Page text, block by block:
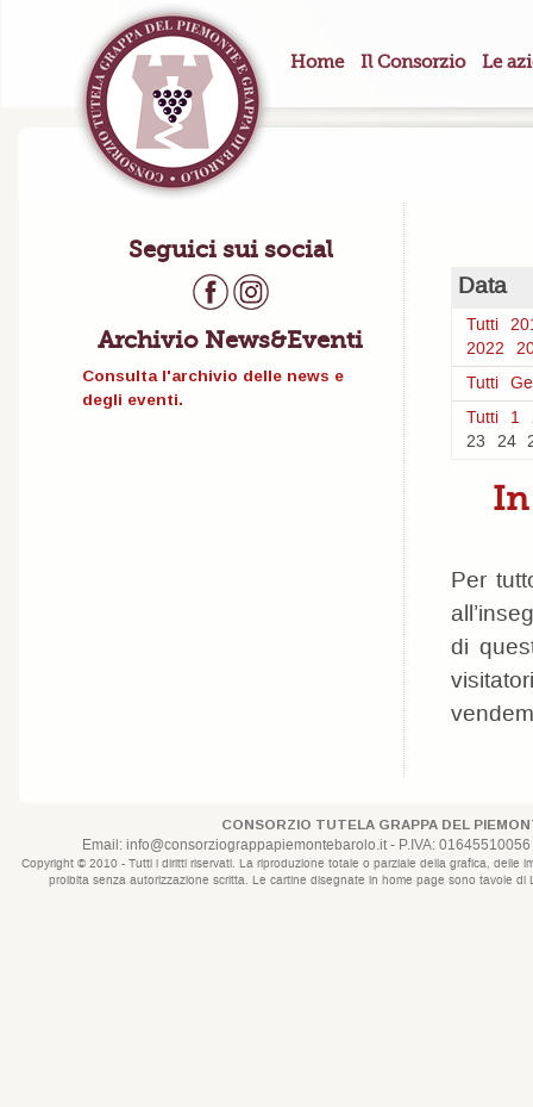
Home Il Consorzio Le
Seguici sui social
Archivio News&Eventi
Consulta l'archivio delle news e
degli eventi.
Data
Tutti
2022
Tutti
Tutti
1
23
24
In
Per
di
CONSORZIO TUTELA GRAPPA DEL
Email: info@consorziograppapiemontebarolo.it- P.IVA:
Copyright © 2010 - Tutti i diritti riservati. La riproduzione totale o parziale della grafica,
proibita senza autorizzazione scritta. Le cartine disegnate in home page sono tavole